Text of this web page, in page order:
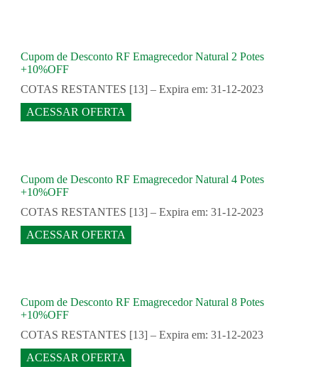
Cupom de Desconto RF Emagrecedor Natural 2 Potes
+10%OFF
COTAS RESTANTES [13] – Expira em: 31-12-2023
ACESSAR OFERTA
Cupom de Desconto RF Emagrecedor Natural 4 Potes
+10%OFF
COTAS RESTANTES [13] – Expira em: 31-12-2023
ACESSAR OFERTA
Cupom de Desconto RF Emagrecedor Natural 8 Potes
+10%OFF
COTAS RESTANTES [13] – Expira em: 31-12-2023
ACESSAR OFERTA